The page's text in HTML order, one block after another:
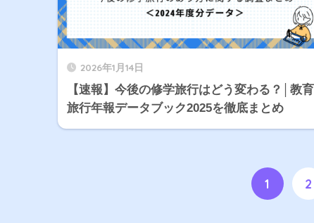
2026年1月14日
【速報】今後の修学旅行はどう変わる？│教育
旅行年報データブック2025を徹底まとめ
1 2